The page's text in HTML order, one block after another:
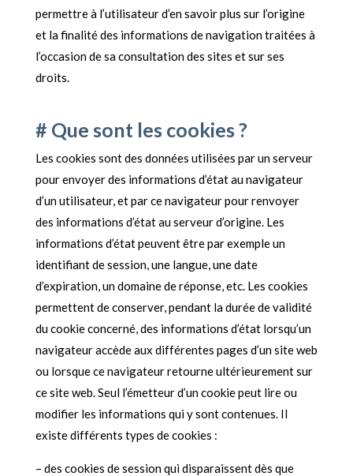
permettre à l’utilisateur d’en savoir plus sur l’origine
et la finalité des informations de navigation traitées à
l’occasion de sa consultation des sites et sur ses
droits.
# Que sont les cookies ?
Les cookies sont des données utilisées par un serveur
pour envoyer des informations d’état au navigateur
d’un utilisateur, et par ce navigateur pour renvoyer
des informations d’état au serveur d’origine. Les
informations d’état peuvent être par exemple un
identifiant de session, une langue, une date
d’expiration, un domaine de réponse, etc. Les cookies
permettent de conserver, pendant la durée de validité
du cookie concerné, des informations d’état lorsqu’un
navigateur accède aux différentes pages d’un site web
ou lorsque ce navigateur retourne ultérieurement sur
ce site web. Seul l’émetteur d’un cookie peut lire ou
modifier les informations qui y sont contenues. Il
existe différents types de cookies :
– des cookies de session qui disparaissent dès que